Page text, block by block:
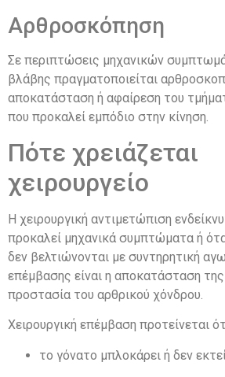
Αρθροσκόπηση
Σε περιπτώσεις μηχανικών
βλάβης πραγματοποιείται
αποκατάσταση ή αφαίρεση του
που προκαλεί εμπόδιο στην κίνηση.
Πότε χρειάζεται
χειρουργείο
Η χειρουργική αντιμετώπιση
προκαλεί μηχανικά συμπτώματα ή
δεν βελτιώνονται με συντηρητική
επέμβασης είναι η αποκατάσταση της
προστασία του αρθρικού χόνδρου.
Χειρουργική επέμβαση προτείνεται
το γόνατο μπλοκάρει ή δεν